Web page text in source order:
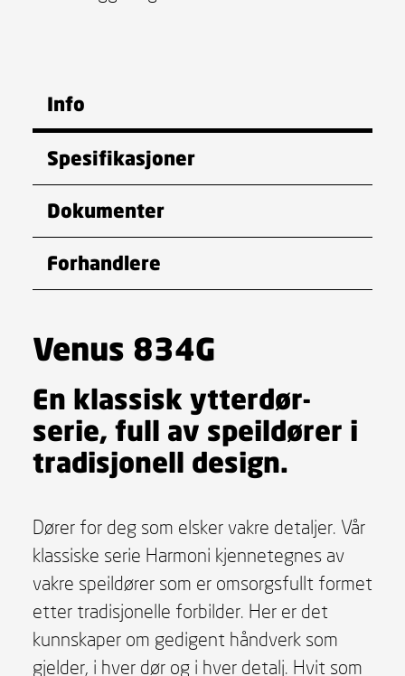
Info
Spesifikasjoner
Dokumenter
Forhandlere
Venus 834G
En klassisk ytterdør-
serie, full av speildører i
tradisjonell design.
Dører for deg som elsker vakre detaljer. Vår
klassiske serie Harmoni kjennetegnes av
vakre speildører som er omsorgsfullt formet
etter tradisjonelle forbilder. Her er det
kunnskaper om gedigent håndverk som
gjelder, i hver dør og i hver detalj. Hvit som